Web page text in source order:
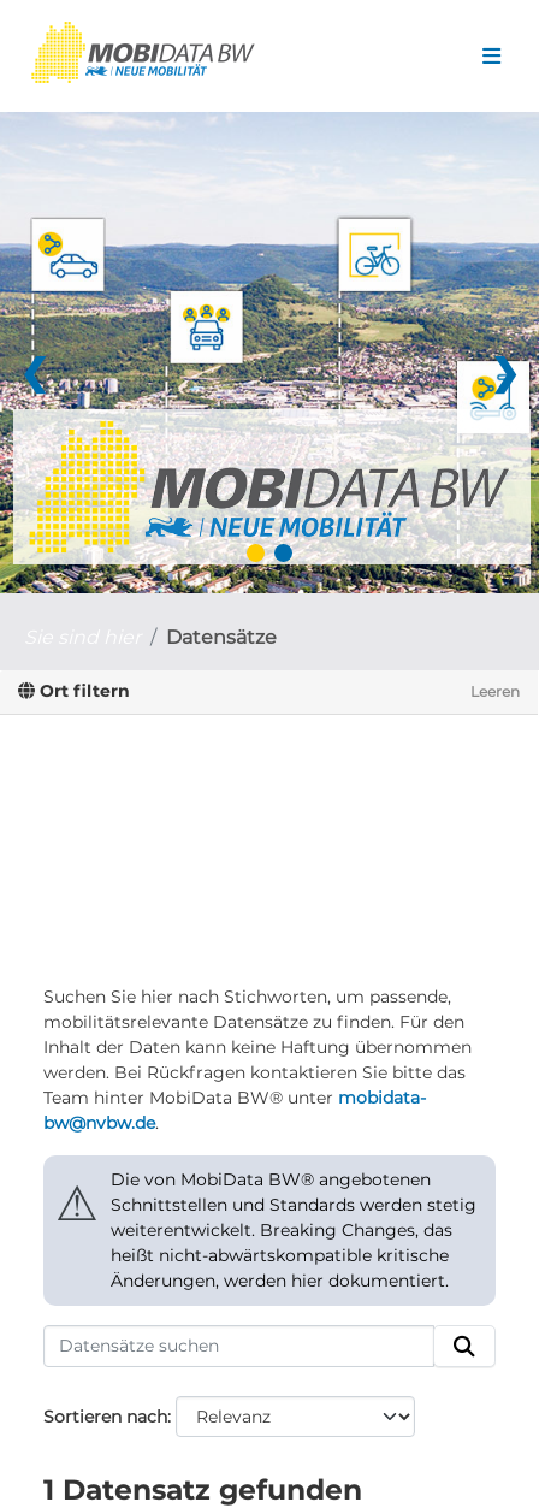
❮ ❯
Datensätze
Ort filtern Leeren
Suchen Sie hier nach Stichworten, um passende,
mobilitätsrelevante Datensätze zu finden. Für den
Inhalt der Daten kann keine Haftung übernommen
werden. Bei Rückfragen kontaktieren Sie bitte das
Team hinter MobiData BW® unter mobidata-
bw@nvbw.de.
⚠
Die von MobiData BW® angebotenen
Schnittstellen und Standards werden stetig
weiterentwickelt. Breaking Changes, das
heißt nicht-abwärtskompatible kritische
Änderungen, werden hier dokumentiert.
Sortieren nach
1 Datensatz gefunden